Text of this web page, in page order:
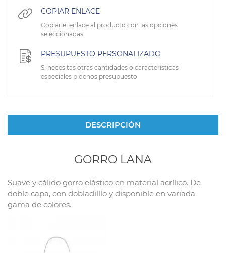
COPIAR ENLACE
Copiar el enlace al producto con las opciones
seleccionadas
PRESUPUESTO PERSONALIZADO
Si necesitas otras cantidades o caracteristicas
especiales pidenos presupuesto
DESCRIPCIÓN
GORRO LANA
Suave y cálido gorro elástico en material acrílico. De
doble capa, con dobladilllo y disponible en variada
gama de colores.